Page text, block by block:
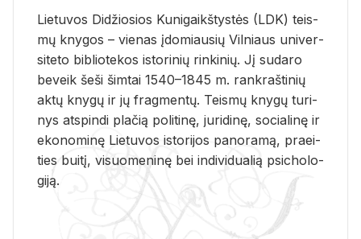
Lie­tu­vos Di­džio­sios Ku­ni­gaikš­tys­tės (LDK) teis­
mų kny­gos – vie­nas įdo­miau­sių Vil­niaus uni­ver­
si­te­to bi­b­lio­te­kos is­to­ri­nių rin­ki­nių. Jį su­da­ro
be­veik šeši šim­tai 1540–1845 m. rank­raš­ti­nių
aktų kny­gų ir jų frag­men­tų. Teis­mų kny­gų tu­ri­
nys at­spin­di pla­čią po­li­ti­nę, ju­ri­di­nę, so­cia­li­nę ir
eko­no­mi­nę Lie­tu­vos is­to­ri­jos pa­no­ra­mą, pra­ei­
ties bui­tį, vi­suo­me­ni­nę bei in­di­vi­dua­lią psi­cho­lo­
gi­ją.